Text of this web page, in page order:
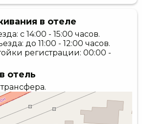
в отеле
с 14:00 - 15:00 часов.
до 11:00 - 12:00 часов.
регистрации: 00:00 -
отель